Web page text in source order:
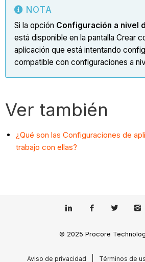
NOTA
Si la opción Configuración a nivel
está disponible en la pantalla Crear
aplicación que está intentando
compatible con configuraciones a
Ver también
¿Qué son las Configuraciones de
trabajo con ellas?
© 2025 Procore
Aviso de privacidad Términos de